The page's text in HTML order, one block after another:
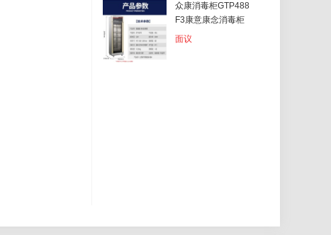
众康消毒柜GTP488
F3康意康念消毒柜
面议